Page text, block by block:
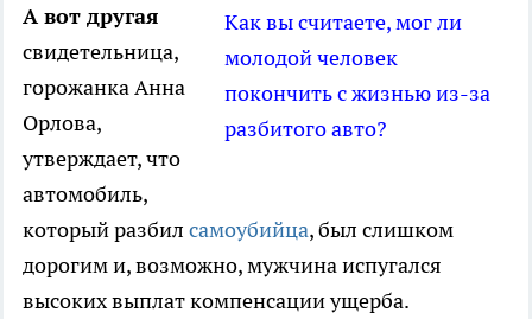
Как вы считаете, мог ли
молодой человек
покончить с жизнью из-за
разбитого авто?
А вот другая
свидетельница,
горожанка Анна
Орлова,
утверждает, что
автомобиль,
который разбил самоубийца, был слишком
дорогим и, возможно, мужчина испугался
высоких выплат компенсации ущерба.